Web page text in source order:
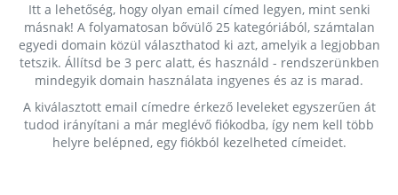
Itt a lehetőség, hogy olyan email címed legyen, mint senki
másnak! A folyamatosan bővülő 25 kategóriából, számtalan
egyedi domain közül választhatod ki azt, amelyik a legjobban
tetszik. Állítsd be 3 perc alatt, és használd - rendszerünkben
mindegyik domain használata ingyenes és az is marad.
A kiválasztott email címedre érkező leveleket egyszerűen át
tudod irányítani a már meglévő fiókodba, így nem kell több
helyre belépned, egy fiókból kezelheted címeidet.